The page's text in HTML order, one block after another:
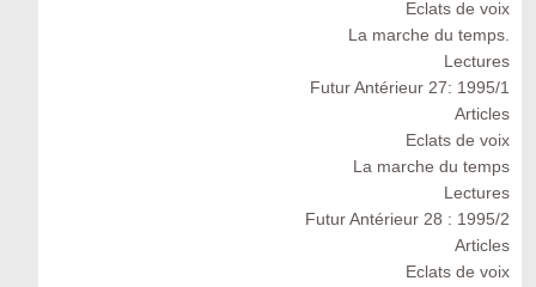
Eclats de voix
La marche du temps.
Lectures
Futur Antérieur 27: 1995/1
Articles
Eclats de voix
La marche du temps
Lectures
Futur Antérieur 28 : 1995/2
Articles
Eclats de voix